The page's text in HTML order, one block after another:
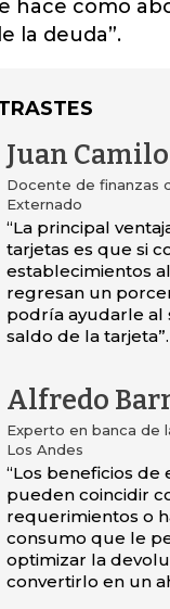
hace como
la deuda”.
Juan
Docente de finanzas
Externado
“La principal
tarjetas es que si
establecimientos
regresan un
podría ayudarle al
saldo de la tarjeta”.
Alfredo
Experto en banca de
Los Andes
“Los beneficios de
pueden coincidir
requerimientos o
consumo que le
optimizar la
convertirlo en un